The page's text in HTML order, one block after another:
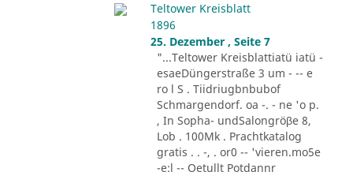
Teltower Kreisblatt
1896
25. Dezember , Seite 7
"...Teltower Kreisblattiatü iatü -
esaeDüngerstraße 3 um - -- e
ro l S . Tiidriugbnbubof
Schmargendorf. oa -. - ne 'o p.
, In Sopha- undSalongröβe 8,
Lob . 100Mk . Prachtkatalog
gratis . . -, . or0 -- 'vieren.mo5e
-e:l -- Oetullt Potdannr